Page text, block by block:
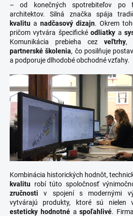
– od konečných spotrebiteľov po
architektov. Silná značka spája
kvalitu a nadčasový dizajn. Okrem
pričom vytvára špecifickéodliatky a
Komunikácia prebieha cez veľtrhy,
partnerské školenia, čo posilňuje
a podporuje dlhodobé obchodné vzťahy.
Kombinácia historických hodnôt,
kvalitu robí túto spoločnosť
zručnosti v spojení s modernými
vytvárajú produkty, ktoré sú nielen
esteticky hodnotnéaspoľahlivé.